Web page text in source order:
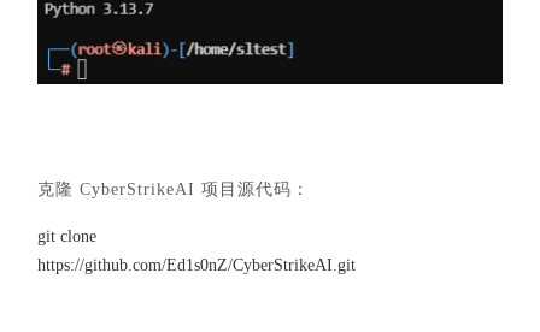
克隆 CyberStrikeAI 项目源代码：
git clone
https://github.com/Ed1s0nZ/CyberStrikeAI.git